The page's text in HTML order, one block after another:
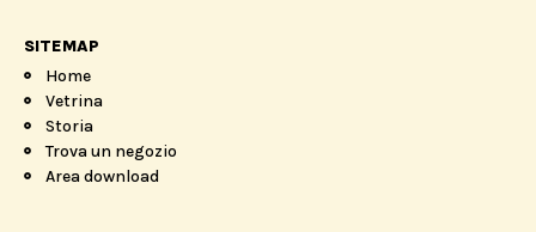
SITEMAP
Home
Vetrina
Storia
Trova un negozio
Area download